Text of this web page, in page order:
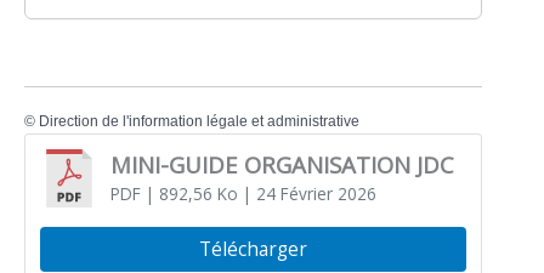
© Direction de l'information légale et administrative
MINI-GUIDE ORGANISATION JDC
PDF| 892,56 Ko | 24 Février 2026
Télécharger